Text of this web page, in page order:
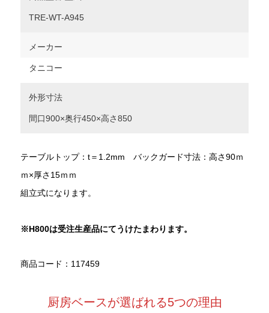
TRE-WT-A945
メーカー
タニコー
外形寸法
間口900×奥行450×高さ850
テーブルトップ：t＝1.2mm バックガード寸法：高さ90ｍ
ｍ×厚さ15ｍｍ
組立式になります。
※H800は受注生産品にてうけたまわります。
商品コード：117459
厨房ベースが選ばれる5つの理由